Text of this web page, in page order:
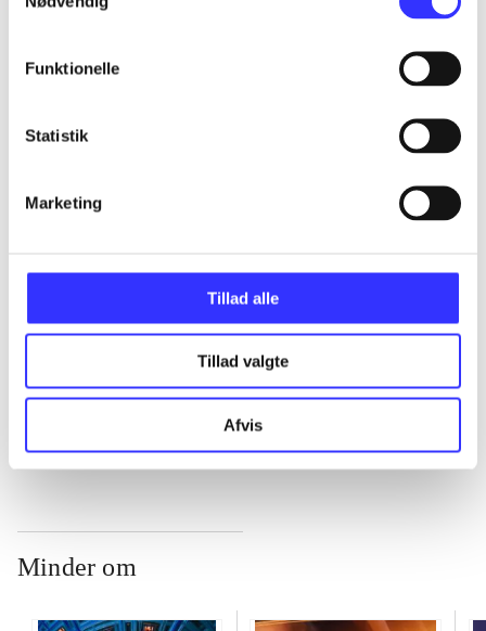
Funktionelle
Statistik
Marketing
Tillad alle
Tillad valgte
Afvis
Alle registrerede artikler fordelt på udgivelser
...
...
Minder om